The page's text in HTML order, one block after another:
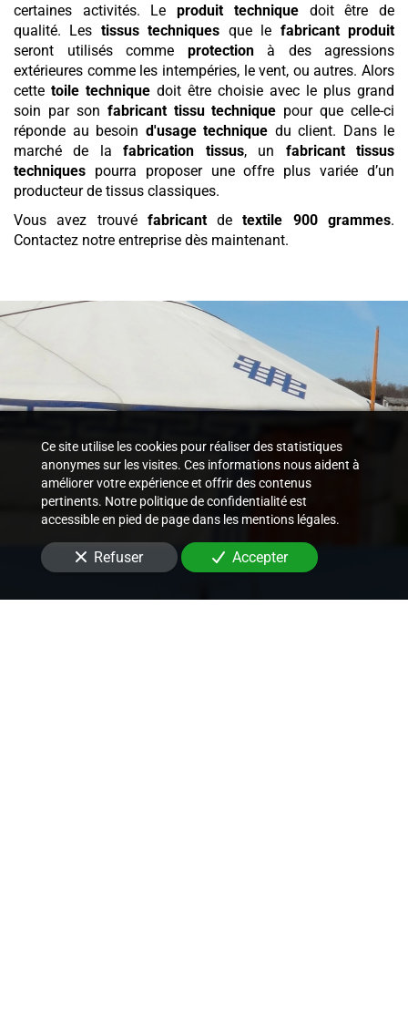
certaines activités. Leproduit techniquedoit être de
qualité. Les tissus techniques que le fabricant produit
seront utilisés comme protectionà des agressions
extérieures comme les intempéries, le vent, ou autres. Alors
cette toile technique doit être choisie avec le plus grand
soin par son fabricant tissu technique pour que celle-ci
réponde au besoin d'usage technique du client. Dans le
marché de lafabrication tissus, un fabricant tissus
techniques pourra proposer une offre plus variée d’un
producteur de tissus classiques.
Vous avez trouvé fabricant detextile 900 grammes.
Contactez notre entreprise dès maintenant.
Ce site utilise les cookies pour réaliser des statistiques
anonymes sur les visites. Ces informations nous aident à
améliorer votre expérience et offrir des contenus
pertinents. Notre politique de confidentialité est
accessible en pied de page dans les mentions légales.
Refuser Accepter